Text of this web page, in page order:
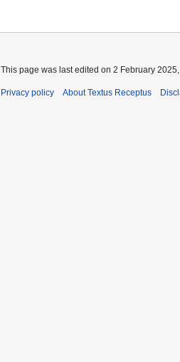
This page was last edited on 2 February
Privacy policy About Textus Receptus